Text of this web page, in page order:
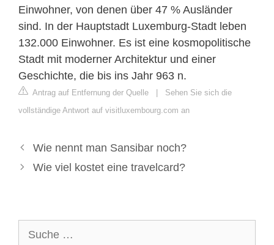
Einwohner, von denen über 47 % Ausländer
sind. In der Hauptstadt Luxemburg-Stadt leben
132.000 Einwohner. Es ist eine kosmopolitische
Stadt mit moderner Architektur und einer
Geschichte, die bis ins Jahr 963 n.
Antrag auf Entfernung der Quelle | Sehen Sie sich die
vollständige Antwort auf visitluxembourg.com an
Wie nennt man Sansibar noch?
Wie viel kostet eine travelcard?
nach: